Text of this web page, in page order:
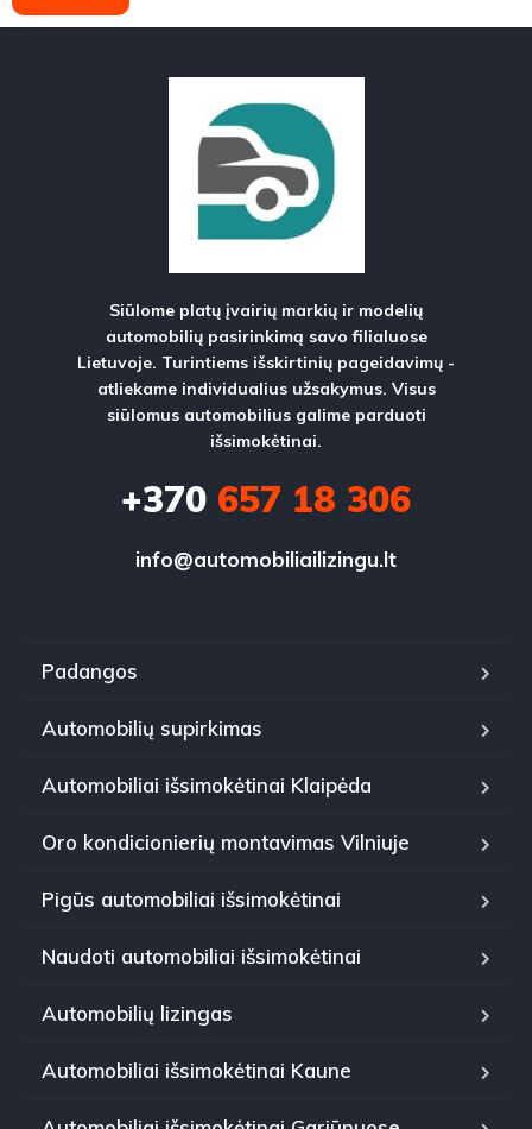
Siūlome platų įvairių markių ir modelių
automobilių pasirinkimą savo filialuose
Lietuvoje. Turintiems išskirtinių pageidavimų -
atliekame individualius užsakymus. Visus
siūlomus automobilius galime parduoti
išsimokėtinai.
+370 657 18 306
info@automobiliailizingu.lt
Padangos
Automobilių supirkimas
Automobiliai išsimokėtinai Klaipėda
Oro kondicionierių montavimas Vilniuje
Pigūs automobiliai išsimokėtinai
Naudoti automobiliai išsimokėtinai
Automobilių lizingas
Automobiliai išsimokėtinai Kaune